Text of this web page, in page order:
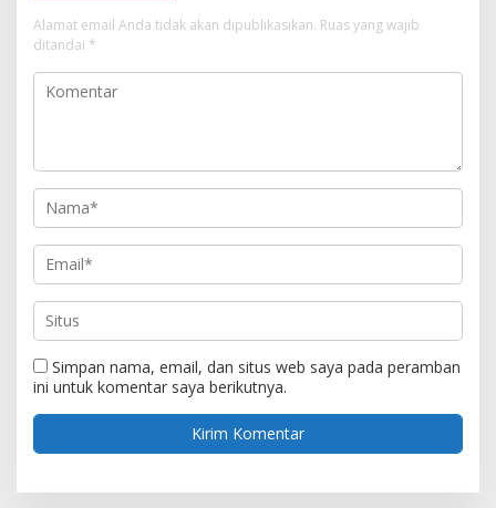
Alamat email Anda tidak akan dipublikasikan. Ruas yang wajib
ditandai *
Simpan nama, email, dan situs web saya pada peramban
ini untuk komentar saya berikutnya.